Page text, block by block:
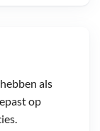
als
op